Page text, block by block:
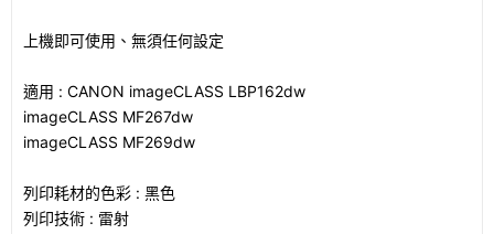
上機即可使用、無須任何設定
適用 : CANON imageCLASS LBP162dw
imageCLASS MF267dw
imageCLASS MF269dw
列印耗材的色彩 : 黑色
列印技術 : 雷射